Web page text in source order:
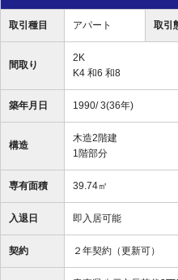
取引種目 アパート 取引
間取り
2K
K4 和6 和8
築年月日 1990/ 3(36年)
構造
木造2階建
1階部分
専有面積 39.74㎡
入退日 即入居可能
契約 ２年契約（更新可）